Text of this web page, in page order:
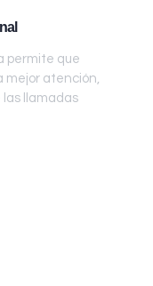
permite que
mejor atención,
llamadas